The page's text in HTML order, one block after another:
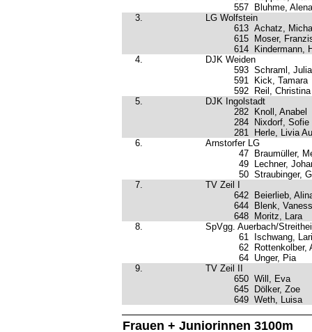
557
Bluhme, Alena
3.
LG Wolfstein
613 Achatz,
615
Moser,
614
Kindermann,
4.
DJK Weiden
593 Schraml, Julia
591
Kick, Tamara
592
Reil, Christina
5.
DJK Ingolstadt
282
Knoll, Anabel
284
Nixdorf, Sofie
281
Herle, Livia
6.
Arnstorfer LG
47
Braumüller,
49
Lechner,
50 Straubinger,
7.
TV Zeil I
642
Beierlieb,
644
Blenk,
648
Moritz, Lara
8.
SpVgg. Auerbach/
61
Ischwang,
62
Rottenkolber,
64 Unger, Pia
9.
TV Zeil II
650 Will, Eva
645
Dölker, Zoe
649 Weth, Luisa
Frauen + Juniorinnen 3100m